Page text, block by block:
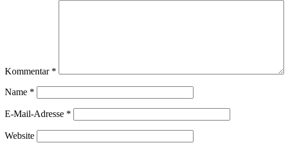
Kommentar *
Name *
E-Mail-Adresse *
Website